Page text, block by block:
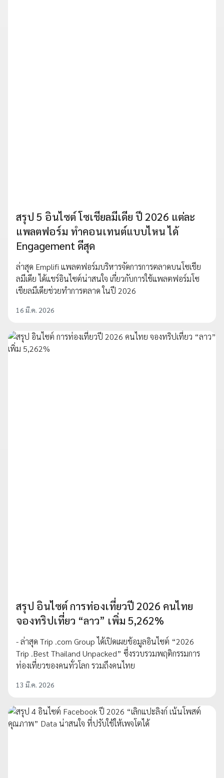
สรุป 5 อินไซต์ โซเชียลมีเดีย ปี 2026 แต่ละ
แพลตฟอร์ม ทำคอนเทนต์แบบไหน ได้
Engagement ดีสุด
ล่าสุด Emplifi แพลตฟอร์มบริหารจัดการการตลาดบนโซเชีย
ลมีเดีย ได้แชร์อินไซต์น่าสนใจ เกี่ยวกับการใช้แพลตฟอร์มโซ
เชียลมีเดียช่วยทำการตลาด ในปี 2026
16 มี.ค. 2026
สรุป อินไซต์ การท่องเที่ยวปี 2026 คนไทย
จองทริปเที่ยว “ลาว” เพิ่ม 5,262%
- ล่าสุด Trip .com Group ได้เปิดเผยข้อมูลอินไซต์ “2026
Trip .Best Thailand Unpacked” ซึ่งรวบรวมพฤติกรรมการ
ท่องเที่ยวของคนทั่วโลก รวมถึงคนไทย
13 มี.ค. 2026